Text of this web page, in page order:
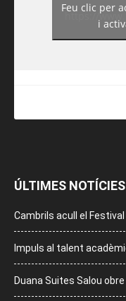
https://
Feu clic per
i
ÚLTIMES NOTÍCIES
Cambrils acull el
Impuls al talent
Duana Suites Salou